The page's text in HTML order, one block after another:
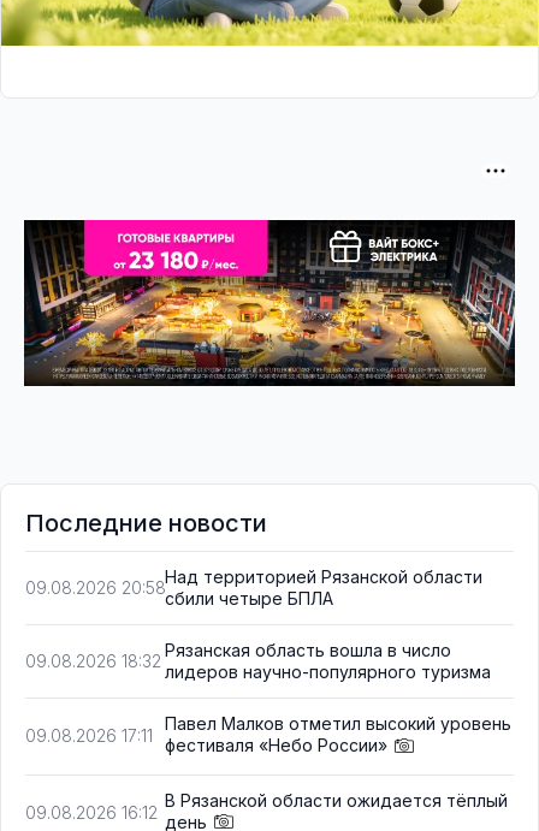
Последние новости
09.08.2026 20:58
Над территорией Рязанской области
сбили четыре БПЛА
09.08.2026 18:32
Рязанская область вошла в число
лидеров научно-популярного туризма
09.08.2026 17:11
Павел Малков отметил высокий уровень
фестиваля «Небо России»
09.08.2026 16:12
В Рязанской области ожидается тёплый
день